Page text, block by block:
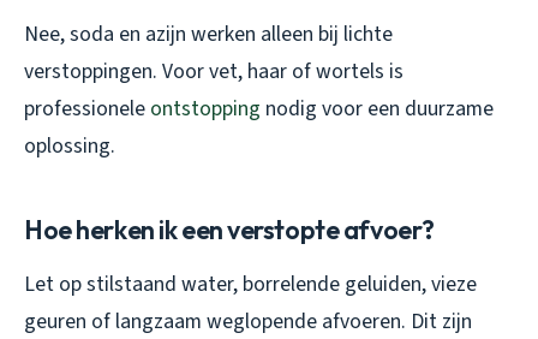
Nee, soda en azijn werken alleen bij lichte
verstoppingen. Voor vet, haar of wortels is
professionele ontstopping nodig voor een duurzame
oplossing.
Hoe herken ik een verstopte afvoer?
Let op stilstaand water, borrelende geluiden, vieze
geuren of langzaam weglopende afvoeren. Dit zijn